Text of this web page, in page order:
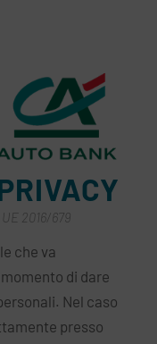
2016/679
che va
di dare
Nel caso
presso